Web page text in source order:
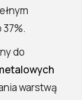
do
warstwą